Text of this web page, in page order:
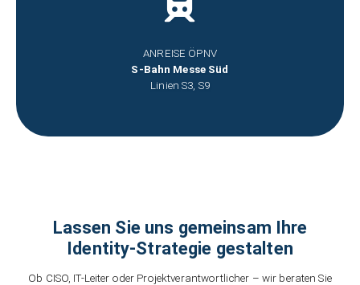
ANREISE ÖPNV
S-Bahn Messe Süd
Linien S3, S9
Lassen Sie uns gemeinsam Ihre
Identity-Strategie gestalten
Ob CISO, IT-Leiter oder Projektverantwortlicher – wir beraten Sie